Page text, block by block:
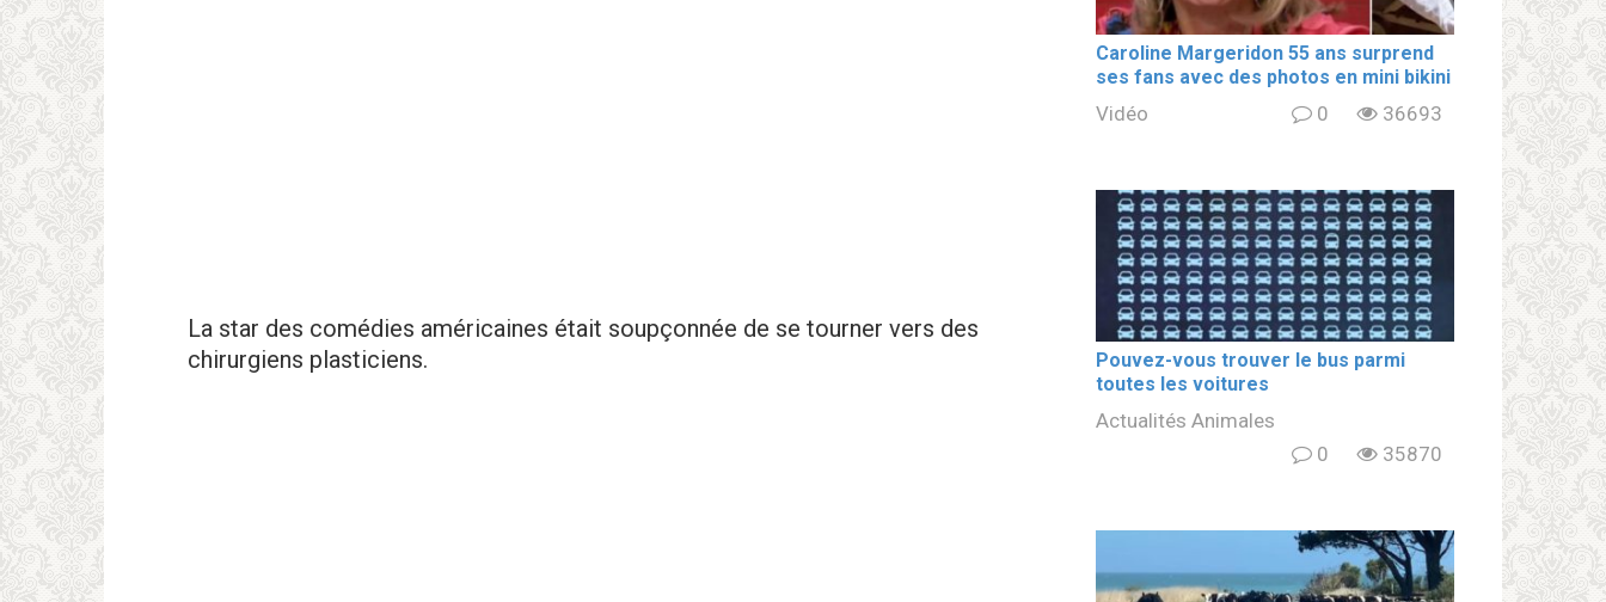
La star des comédies américaines était soupçonnée de se tourner vers des
chirurgiens plasticiens.
Caroline Margeridon 55 ans surprend
ses fans avec des photos en mini bikini
Vidéo 0 36693
Pouvez-vous trouver le bus parmi
toutes les voitures
Actualités Animales
0
35870